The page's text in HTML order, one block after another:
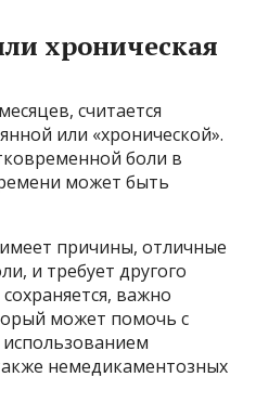
хроническая
считается
или «хронической».
боли в
может быть
причины, отличные
и требует другого
важно
может помочь с
немедикаментозных